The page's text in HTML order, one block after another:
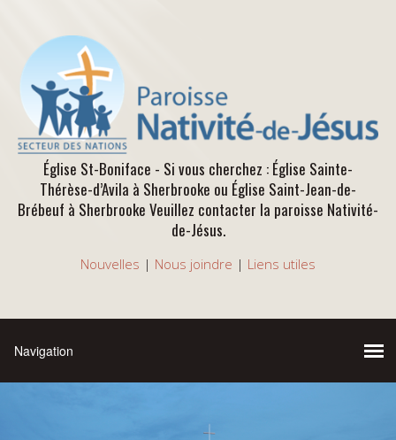
Église St-Boniface - Si vous cherchez : Église Sainte-
Thérèse-d’Avila à Sherbrooke ou Église Saint-Jean-de-
Brébeuf à Sherbrooke Veuillez contacter la paroisse Nativité-
de-Jésus.
Nouvelles | Nous joindre | Liens utiles